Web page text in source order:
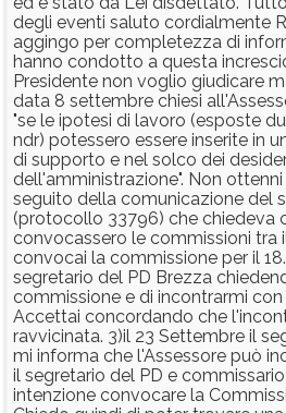
degli eventi saluto cordialmente
aggingo per completezza di
hanno condotto a questa
Presidente non voglio giudicare
data 8 settembre chiesi
"se le ipotesi di lavoro (esposte
ndr) potessero essere inserite in
di supporto e nel solco dei
dell'amministrazione". Non
seguito della comunicazione del
(protocollo 33796) che chiedeva
convocassero le commissioni tra
convocai la commissione per il
segretario del PD Brezza
commissione e di incontrarmi con
Accettai concordando che
ravvicinata. 3)il 23 Settembre il
mi informa che l'Assessore può
il segretario del PD e
intenzione convocare la